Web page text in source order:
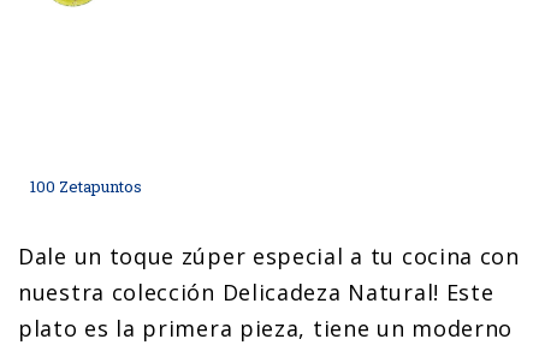
100 Zetapuntos
Dale un toque zúper especial a tu cocina con
nuestra colección Delicadeza Natural! Este
plato es la primera pieza, tiene un moderno